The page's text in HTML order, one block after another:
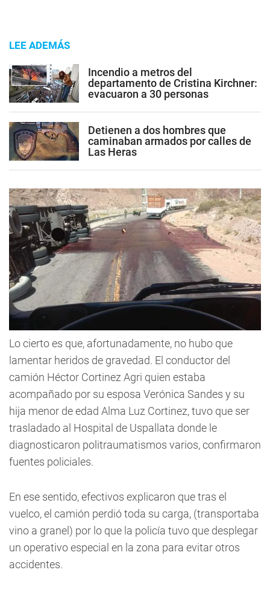
LEE ADEMÁS
Incendio a metros del
departamento de Cristina Kirchner:
evacuaron a 30 personas
Detienen a dos hombres que
caminaban armados por calles de
Las Heras
Lo cierto es que, afortunadamente, no hubo que
lamentar heridos de gravedad. El conductor del
camión Héctor Cortinez Agri quien estaba
acompañado por su esposa Verónica Sandes y su
hija menor de edad Alma Luz Cortinez, tuvo que ser
trasladado al Hospital de Uspallata donde le
diagnosticaron politraumatismos varios, confirmaron
fuentes policiales.
En ese sentido, efectivos explicaron que tras el
vuelco, el camión perdió toda su carga, (transportaba
vino a granel) por lo que la policía tuvo que desplegar
un operativo especial en la zona para evitar otros
accidentes.